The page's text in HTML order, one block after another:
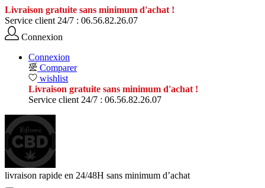
Livraison gratuite sans minimum d'achat !
Service client 24/7 : 06.56.82.26.07
Connexion
Connexion
Comparer
wishlist
Livraison gratuite sans minimum d'achat !
Service client 24/7 : 06.56.82.26.07
livraison rapide en 24/48H sans minimum d’achat